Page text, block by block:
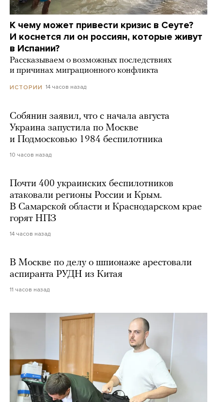
К чему может привести кризис в Сеуте?
И коснется ли он россиян, которые живут
в Испании?
Рассказываем о возможных последствиях
и причинах миграционного конфликта
ИСТОРИИ 14 часов назад
Собянин заявил, что с начала августа
Украина запустила по Москве
и Подмосковью 1984 беспилотника
10 часов назад
Почти 400 украинских беспилотников
атаковали регионы России и Крым.
В Самарской области и Краснодарском крае
горят НПЗ
14 часов назад
В Москве по делу о шпионаже арестовали
аспиранта РУДН из Китая
11 часов назад